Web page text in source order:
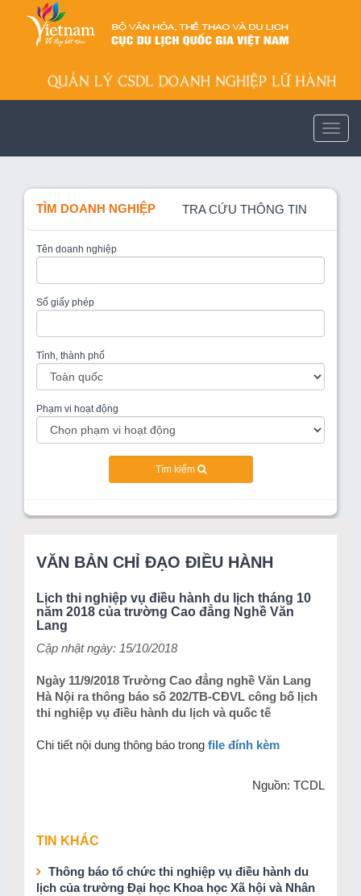
TÌM DOANH NGHIỆP TRA CỨU THÔNG TIN
Tên doanh nghiệp
Số giấy phép
Tỉnh, thành phố
Phạm vi hoạt động
Tìm kiếm
VĂN BẢN CHỈ ĐẠO ĐIỀU HÀNH
Lịch thi nghiệp vụ điều hành du lịch tháng 10
năm 2018 của trường Cao đẳng Nghề Văn
Lang
Cập nhật ngày: 15/10/2018
Ngày 11/9/2018 Trường Cao đẳng nghề Văn Lang
Hà Nội ra thông báo số 202/TB-CĐVL công bố lịch
thi nghiệp vụ điều hành du lịch và quốc tế
Chi tiết nội dung thông báo trong file đính kèm
Nguồn: TCDL
TIN KHÁC
Thông báo tổ chức thi nghiệp vụ điều hành du
lịch của trường Đại học Khoa học Xã hội và Nhân